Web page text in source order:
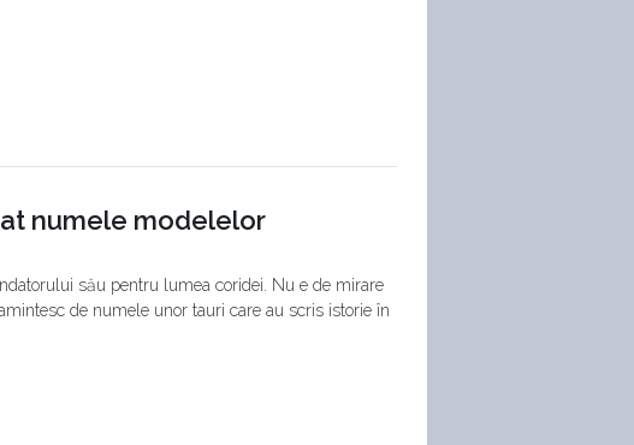
numele modelelor
său pentru lumea coridei. Nu e de mirare
de numele unor tauri care au scris istorie în